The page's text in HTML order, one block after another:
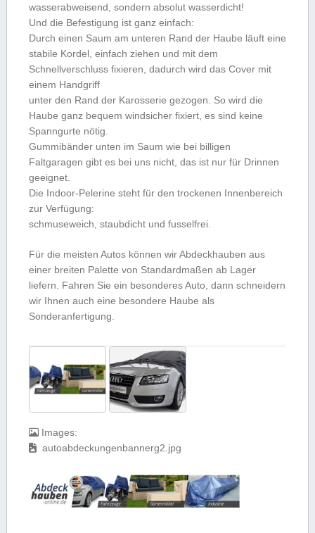
wasserabweisend, sondern absolut wasserdicht!
Und die Befestigung ist ganz einfach:
Durch einen Saum am unteren Rand der Haube läuft eine
stabile Kordel, einfach ziehen und mit dem
Schnellverschluss fixieren, dadurch wird das Cover mit
einem Handgriff
unter den Rand der Karosserie gezogen. So wird die
Haube ganz bequem windsicher fixiert, es sind keine
Spanngurte nötig.
Gummibänder unten im Saum wie bei billigen
Faltgaragen gibt es bei uns nicht, das ist nur für Drinnen
geeignet.
Die Indoor-Pelerine steht für den trockenen Innenbereich
zur Verfügung:
schmuseweich, staubdicht und fusselfrei.
Für die meisten Autos können wir Abdeckhauben aus
einer breiten Palette von Standardmaßen ab Lager
liefern. Fahren Sie ein besonderes Auto, dann schneidern
wir Ihnen auch eine besondere Haube als
Sonderanfertigung.
Images:
autoabdeckungenbannerg2.jpg